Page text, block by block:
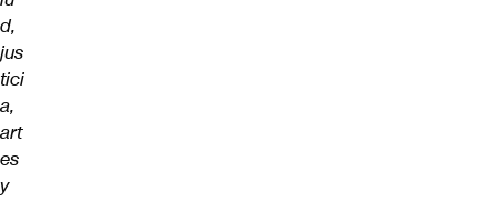
d,
jus
tici
a,
art
es
y